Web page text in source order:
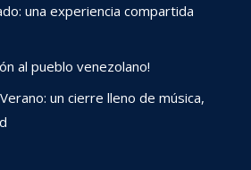
una experiencia compartida
al pueblo venezolano!
un cierre lleno de música,